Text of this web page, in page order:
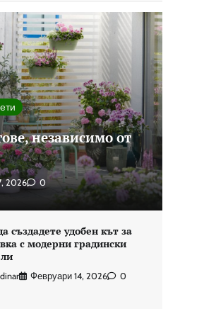
независимо от
2026 0
създадете удобен кът за
с модерни градински
Февруари 14, 2026 0